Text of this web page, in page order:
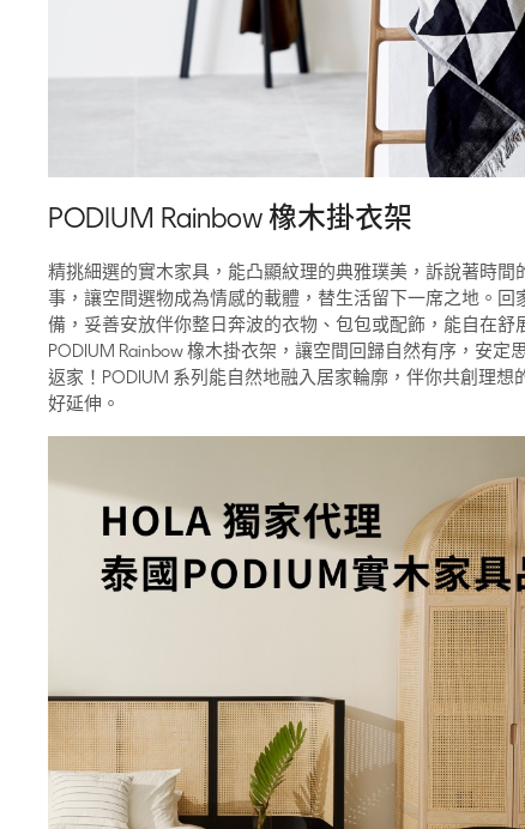
PODIUM Rainbow 橡木掛衣架
精挑細選的實木家具，能凸顯紋理的典雅璞美，訴說著時間
事，讓空間選物成為情感的載體，替生活留下一席之地。
備，妥善安放伴你整日奔波的衣物、包包或配飾，能自在舒
PODIUM Rainbow 橡木掛衣架，讓空間回歸自然有序，安定
返家！PODIUM 系列能自然地融入居家輪廓，伴你共創理
好延伸。